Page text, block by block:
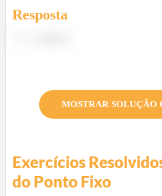
Resposta
Exercícios
do Ponto Fixo